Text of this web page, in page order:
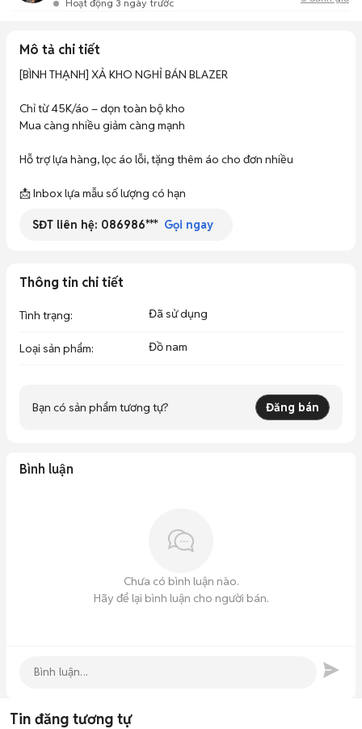
Hoạt động 3 ngày trước
Mô tả chi tiết
[BÌNH THẠNH] XẢ KHO NGHỈ BÁN BLAZER
Chỉ từ 45K/áo – dọn toàn bộ kho
Mua càng nhiều giảm càng mạnh
Hỗ trợ lựa hàng, lọc áo lỗi, tặng thêm áo cho đơn nhiều
📩 Inbox lựa mẫu số lượng có hạn
SĐT liên hệ: 086986*** Gọi ngay
Thông tin chi tiết
Tình trạng: Đã sử dụng
Loại sản phẩm: Đồ nam
Bạn có sản phẩm tương tự? Đăng bán
Bình luận
Chưa có bình luận nào.
Hãy để lại bình luận cho người bán.
Tin đăng tương tự